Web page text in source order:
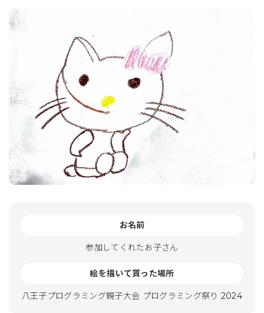
お名前
参加してくれたお子さん
絵を描いて貰った場所
八王子プログラミング親子大会 プログラミング祭り 2024